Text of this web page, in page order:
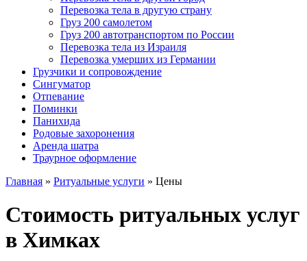
Перевозка тела в другую страну
Груз 200 самолетом
Груз 200 автотранспортом по России
Перевозка тела из Израиля
Перевозка умерших из Германии
Грузчики и сопровождение
Сингуматор
Отпевание
Поминки
Панихида
Родовые захоронения
Аренда шатра
Траурное оформление
Главная » Ритуальные услуги » Цены
Стоимость ритуальных услуг
в Химках